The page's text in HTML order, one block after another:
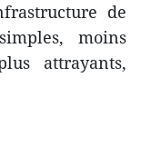
de
moins
attrayants,